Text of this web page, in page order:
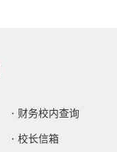
财务校内查询
校长信箱